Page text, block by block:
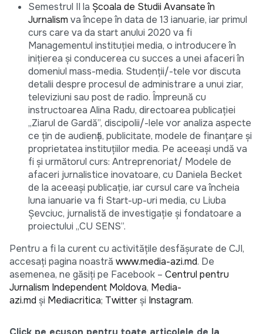
Semestrul II la Şcoala de Studii Avansate în
Jurnalism va începe în data de 13 ianuarie, iar primul
curs care va da start anului 2020 va fi
Managementul instituției media, o introducere în
inițierea și conducerea cu succes a unei afaceri în
domeniul mass-media. Studenții/-tele vor discuta
detalii despre procesul de administrare a unui ziar,
televiziuni sau post de radio. Împreună cu
instructoarea Alina Radu, directoarea publicației
„Ziarul de Gardă”, discipolii/-lele vor analiza aspecte
ce țin de audiență, publicitate, modele de finanțare și
proprietatea instituțiilor media. Pe aceeași undă va
fi și următorul curs: Antreprenoriat/ Modele de
afaceri jurnalistice inovatoare, cu Daniela Becket
de la aceeași publicație, iar cursul care va încheia
luna ianuarie va fi Start-up-uri media, cu Liuba
Șevciuc, jurnalistă de investigație și fondatoare a
proiectului „CU SENS”.
Pentru a fi la curent cu activitățile desfășurate de CJI,
accesați pagina noastră www.media-azi.md. De
asemenea, ne găsiți pe Facebook – Centrul pentru
Jurnalism Independent Moldova, Media-
azi.md și Mediacritica; Twitter și Instagram.